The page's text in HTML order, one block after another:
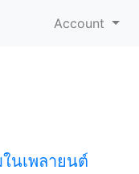
Account
นเพลายนต์